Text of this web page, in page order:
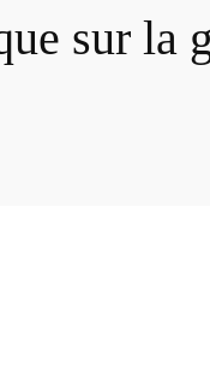
sur la